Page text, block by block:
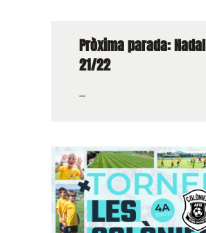
Pròxima parada: Nadal
21/22
...